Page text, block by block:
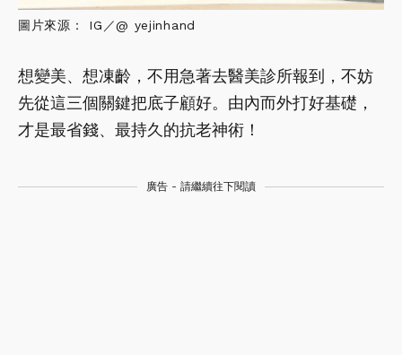
圖片來源： IG／@ yejinhand
想變美、想凍齡，不用急著去醫美診所報到，不妨
先從這三個關鍵把底子顧好。由內而外打好基礎，
才是最省錢、最持久的抗老神術！
廣告 - 請繼續往下閱讀